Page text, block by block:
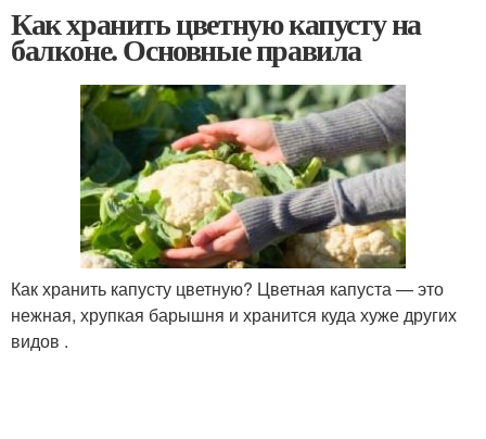
Как хранить цветную капусту на
балконе. Основные правила
Как хранить капусту цветную? Цветная капуста — это
нежная, хрупкая барышня и хранится куда хуже других
видов .